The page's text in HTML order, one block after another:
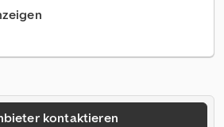
kontaktieren